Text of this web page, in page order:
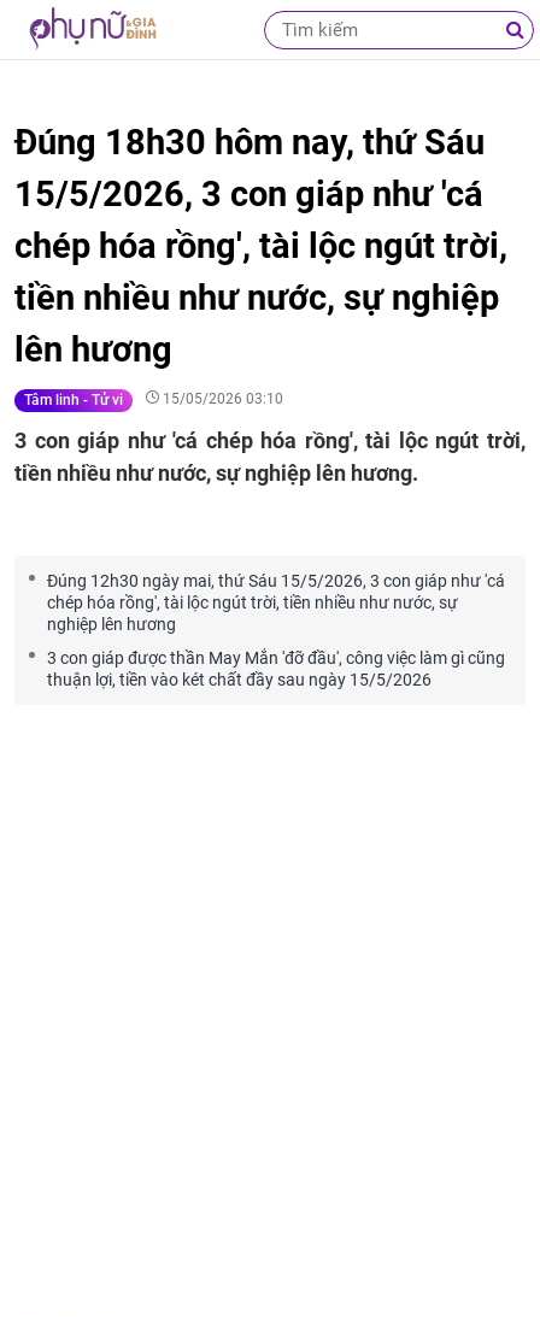
Đúng 18h30 hôm nay, thứ Sáu
15/5/2026, 3 con giáp như 'cá
chép hóa rồng', tài lộc ngút trời,
tiền nhiều như nước, sự nghiệp
lên hương
Tâm linh - Tử vi 15/05/2026 03:10
3 con giáp như 'cá chép hóa rồng', tài lộc ngút trời,
tiền nhiều như nước, sự nghiệp lên hương.
Đúng 12h30 ngày mai, thứ Sáu 15/5/2026, 3 con giáp như 'cá
chép hóa rồng', tài lộc ngút trời, tiền nhiều như nước, sự
nghiệp lên hương
3 con giáp được thần May Mắn 'đỡ đầu', công việc làm gì cũng
thuận lợi, tiền vào két chất đầy sau ngày 15/5/2026